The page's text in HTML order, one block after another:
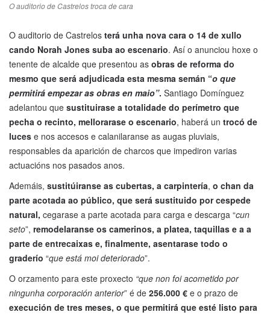
O auditorio de Castrelos troca de cara
O auditorio de Castrelos terá unha nova cara o 14 de xullo
cando Norah Jones suba ao escenario. Así o anunciou hoxe o
tenente de alcalde que presentou as obras de reforma do
mesmo que será adjudicada esta mesma semán “o que
permitirá empezar as obras en maio”. Santiago Domínguez
adelantou que sustituirase a totalidade do perímetro que
pecha o recinto, mellorarase o escenario, haberá un trocó de
luces e nos accesos e calanilaranse as augas pluviais,
responsables da aparición de charcos que impediron varias
actuacións nos pasados anos.
Ademáis, sustitúiranse as cubertas, a carpintería, o chan da
parte acotada ao público, que será sustituido por cespede
natural, cegarase a parte acotada para carga e descarga “cun
seto”, remodelaranse os camerinos, a platea, taquillas e a a
parte de entrecaixas e, finalmente, asentarase todo o
graderío “que está moi deteriorado”.
O orzamento para este proxecto “que non foi acometido por
ningunha corporación anterior” é de 256.000 € e o prazo de
execución de tres meses, o que permitirá que esté listo para